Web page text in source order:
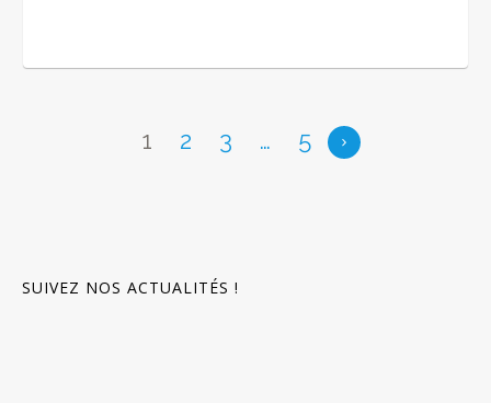
1 2 3 … 5
SUIVEZ NOS ACTUALITÉS !